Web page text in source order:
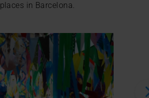
places in Barcelona.